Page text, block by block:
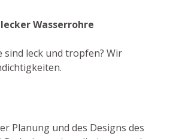
Wasserrohre
sind leck und tropfen? Wir
Planung und des Designs des